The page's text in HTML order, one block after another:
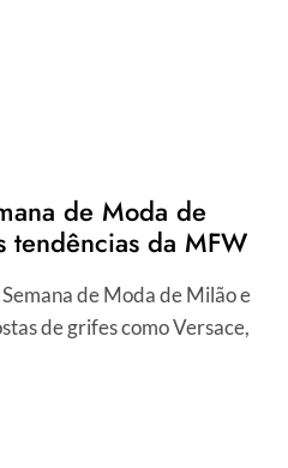
de Moda de
da MFW
de Moda de Milão e
de grifes como Versace,